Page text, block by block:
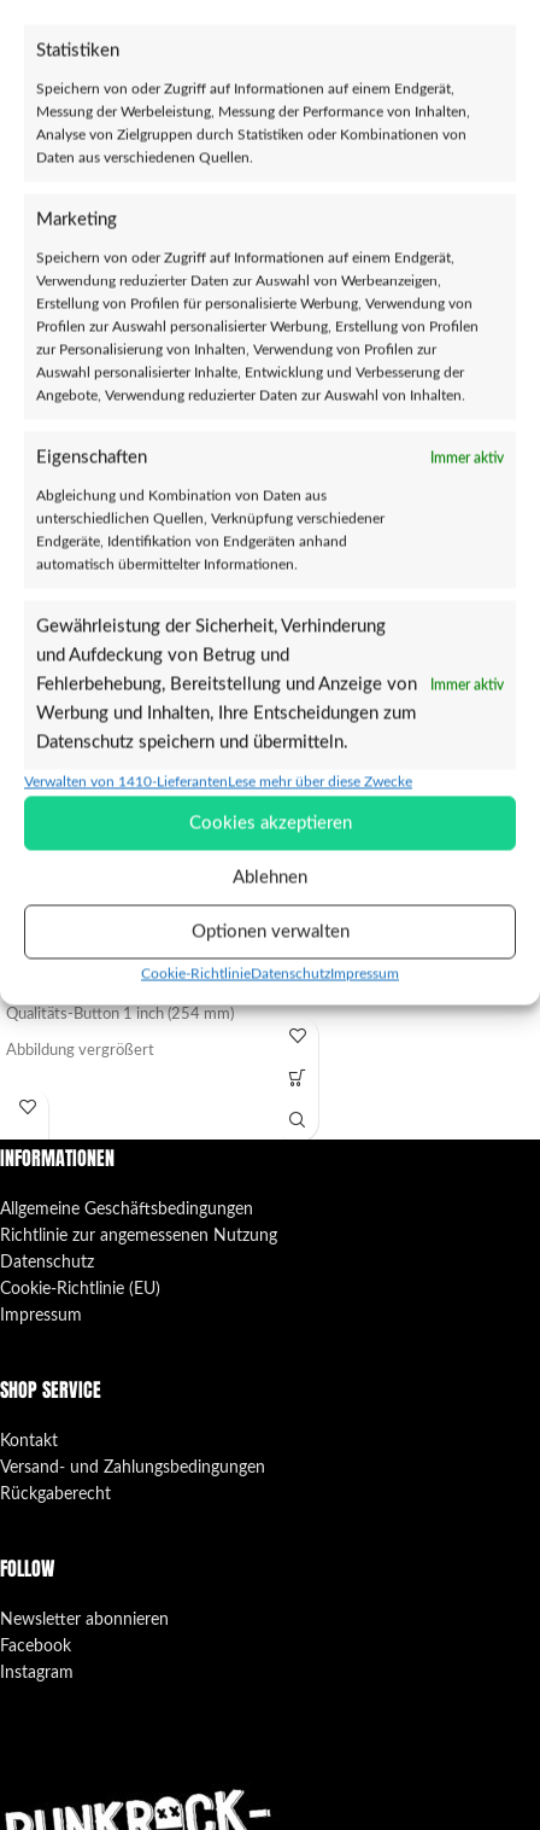
Statistiken
Speichern von oder Zugriff auf Informationen auf einem Endgerät,
Messung der Werbeleistung, Messung der Performance von Inhalten,
Analyse von Zielgruppen durch Statistiken oder Kombinationen von
Daten aus verschiedenen Quellen.
Marketing
Speichern von oder Zugriff auf Informationen auf einem Endgerät,
Verwendung reduzierter Daten zur Auswahl von Werbeanzeigen,
Erstellung von Profilen für personalisierte Werbung, Verwendung von
Profilen zur Auswahl personalisierter Werbung, Erstellung von Profilen
zur Personalisierung von Inhalten, Verwendung von Profilen zur
Auswahl personalisierter Inhalte, Entwicklung und Verbesserung der
Angebote, Verwendung reduzierter Daten zur Auswahl von Inhalten.
Eigenschaften Immer aktiv
Abgleichung und Kombination von Daten aus
unterschiedlichen Quellen, Verknüpfung verschiedener
Endgeräte, Identifikation von Endgeräten anhand
automatisch übermittelter Informationen.
Gewährleistung der Sicherheit, Verhinderung
und Aufdeckung von Betrug und
Fehlerbehebung, Bereitstellung und Anzeige von
Werbung und Inhalten, Ihre Entscheidungen zum
Datenschutz speichern und übermitteln.
Immer aktiv
Verwalten von 1410-LieferantenLese mehr über diese Zwecke
Cookies akzeptieren
Ablehnen
Optionen verwalten
Cookie-RichtlinieDatenschutzImpressum
Zur Wunschliste hinzufügen
Verkauft durch Psychedelic Art Studio Missbrauch melden
Artikelnummer:05
Teilen:
Verkäufer
Psychedelic Art Studio
Uv-aktive psychedlische Kunst.
Mehr Artikel von Psychedelic Art Studio
Reviews (0)
Fragen und Antworten
Verkauft durch Das frivole
Qualitäts-Button 1 inch (254 mm)
Abbildung vergrößert
Verkauft durch Punkrock-Shop
INFORMATIONEN
Allgemeine Geschäftsbedingungen
Richtlinie zur angemessenen Nutzung
Datenschutz
Cookie-Richtlinie (EU)
Impressum
SHOP SERVICE
Kontakt
Versand- und Zahlungsbedingungen
Rückgaberecht
FOLLOW
Newsletter abonnieren
Facebook
Instagram